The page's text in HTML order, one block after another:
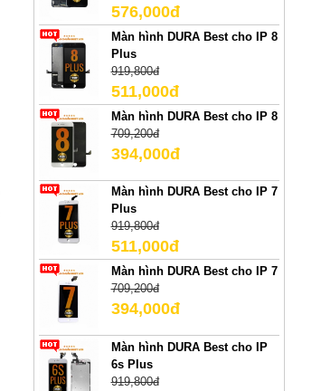
576,000đ
Màn hình DURA Best cho IP 8
Plus
919,800đ
511,000đ
Màn hình DURA Best cho IP 8
709,200đ
394,000đ
Màn hình DURA Best cho IP 7
Plus
919,800đ
511,000đ
Màn hình DURA Best cho IP 7
709,200đ
394,000đ
Màn hình DURA Best cho IP
6s Plus
919,800đ